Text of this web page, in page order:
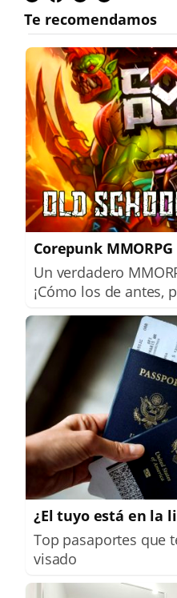
Corepunk MMORPG
Un verdadero
¡Cómo los de antes,
¿El tuyo está en la
Top pasaportes que
visado